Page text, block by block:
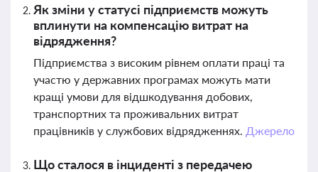
Як зміни у статусі підприємств можуть
вплинути на компенсацію витрат на
відрядження?
Підприємства з високим рівнем оплати праці та
участю у державних програмах можуть мати
кращі умови для відшкодування добових,
транспортних та проживальних витрат
працівників у службових відрядженнях. Джерело
Що сталося в інциденті з передачею